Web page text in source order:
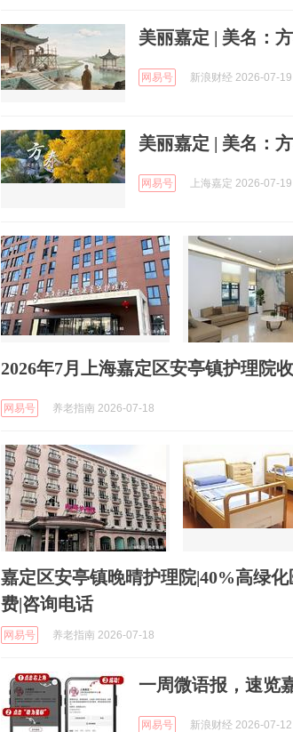
美丽嘉定 | 美名：
网易号 新浪财经 2026-07-19
美丽嘉定 | 美名：
网易号 上海嘉定 2026-07-19
2026年7月上海嘉定区安亭镇护理院
网易号 养老指南 2026-07-18
嘉定区安亭镇晚晴护理院|40%高绿
费|咨询电话
网易号 养老指南 2026-07-18
一周微语报，速览
网易号 新浪财经 2026-07-12